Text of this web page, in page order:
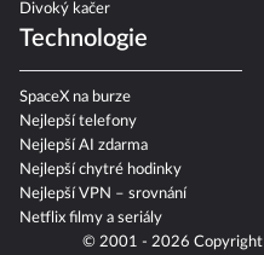
© 2001 - 2026 Copyright
Divoký kačer
Technologie
SpaceX na burze
Nejlepší telefony
Nejlepší AI zdarma
Nejlepší chytré hodinky
Nejlepší VPN – srovnání
Netflix filmy a seriály